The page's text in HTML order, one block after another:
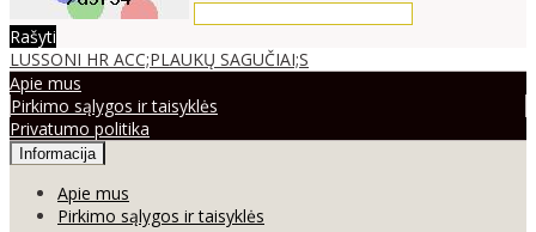
Rašyti
LUSSONI HR ACC;PLAUKŲ SAGUČIAI;S
Apie mus
Pirkimo sąlygos ir taisyklės
Privatumo politika
Informacija
Apie mus
Pirkimo sąlygos ir taisyklės